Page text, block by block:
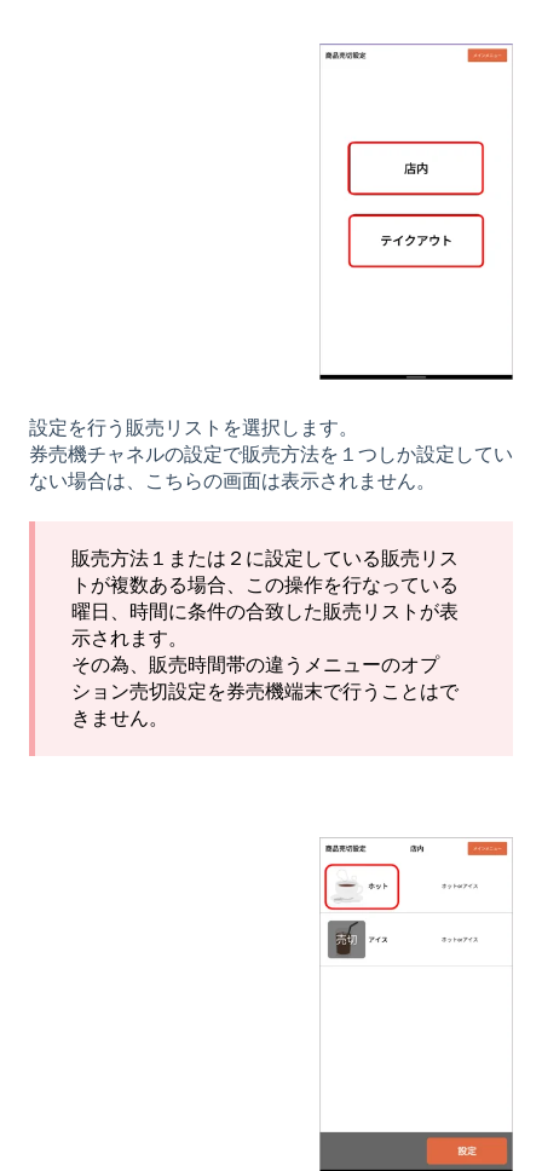
設定を行う販売リストを選択します。
券売機チャネルの設定で販売方法を１つしか設定してい
ない場合は、こちらの画面は表示されません。
販売方法１または２に設定している販売リス
トが複数ある場合、この操作を行なっている
曜日、時間に条件の合致した販売リストが表
示されます。
その為、販売時間帯の違うメニューのオプ
ション売切設定を券売機端末で行うことはで
きません。